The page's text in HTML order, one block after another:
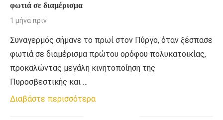
φωτιά σε διαμέρισμα
1 μήνα πριν
Συναγερμός σήμανε το πρωί στον Πύργο, όταν ξέσπασε
φωτιά σε διαμέρισμα πρώτου ορόφου πολυκατοικίας,
προκαλώντας μεγάλη κινητοποίηση της
Πυροσβεστικής και …
Διαβάστε περισσότερα